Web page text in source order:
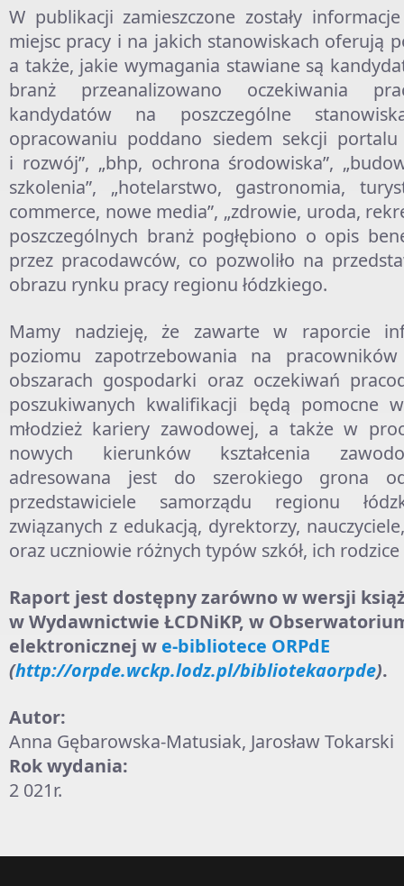
W publikacji zamieszczone zostały
miejsc pracy i na jakich stanowiskach oferują
a także, jakie wymagania stawiane są
branż przeanalizowano oczekiwania
kandydatów na poszczególne
opracowaniu poddano siedem sekcji portalu
i rozwój”, „bhp, ochrona środowiska”,
szkolenia”, „hotelarstwo, gastronomia,
commerce, nowe media”, „zdrowie, uroda,
poszczególnych branż pogłębiono o opis
przez pracodawców, co pozwoliło na
obrazu rynku pracy regionu łódzkiego.
Mamy nadzieję, że zawarte w raporcie
poziomu zapotrzebowania na
obszarach gospodarki oraz oczekiwań
poszukiwanych kwalifikacji będą pomocne
młodzież kariery zawodowej, a także w
nowych kierunków kształcenia
adresowana jest do szerokiego grona
przedstawiciele samorządu regionu
związanych z edukacją, dyrektorzy,
oraz uczniowie różnych typów szkół, ich
Raport jest dostępny zarówno w wersji
w Wydawnictwie ŁCDNiKP, w
elektronicznej w e-bibliotece ORPdE
(http://orpde.wckp.lodz.pl/bibliotekaorpde).
Autor:
Anna Gębarowska-Matusiak, Jarosław Tokarski
Rok wydania:
2 021r.